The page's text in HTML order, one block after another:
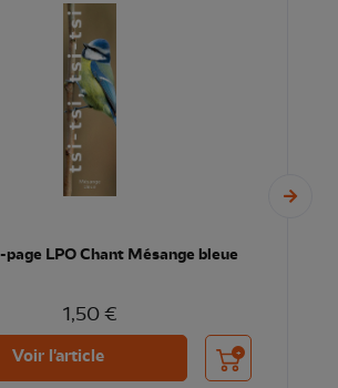
LPO Chant Mésange bleue
1,50 €
Voir l'article Ajouter au panier